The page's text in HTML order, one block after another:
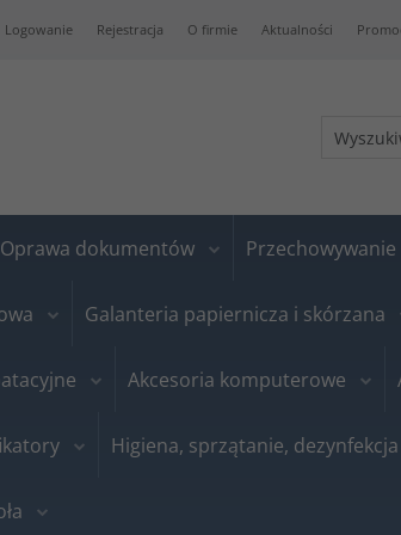
Logowanie Rejestracja O firmie Aktualności
Oprawa dokumentów
Galanteria papiernicza i skórzana
Akcesoria komputerowe
Higiena, sprzątanie, dezynfekcja